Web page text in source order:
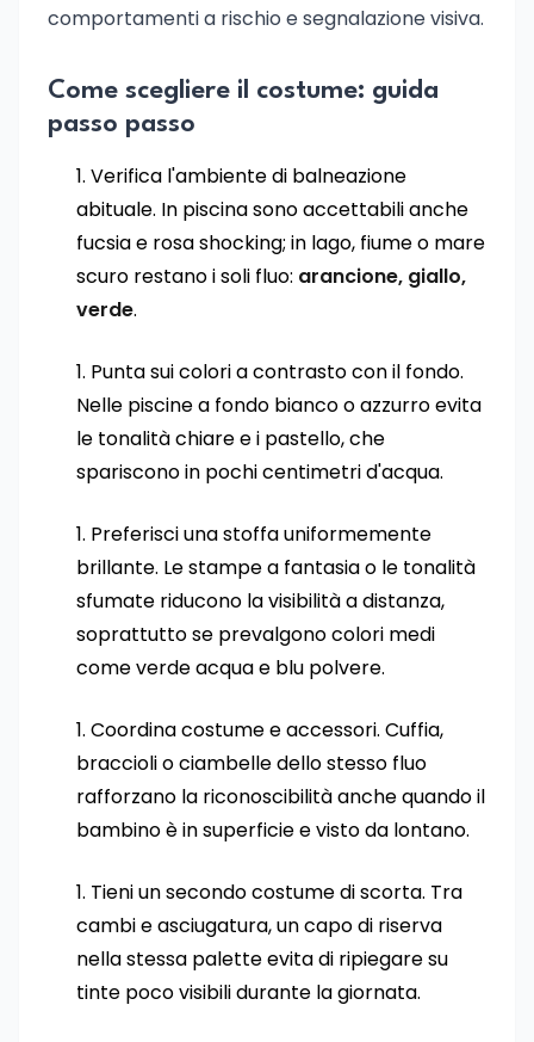
comportamenti a rischio e segnalazione visiva.
Come scegliere il costume: guida
passo passo
Verifica l'ambiente di balneazione
abituale. In piscina sono accettabili anche
fucsia e rosa shocking; in lago, fiume o mare
scuro restano i soli fluo: arancione, giallo,
verde.
Punta sui colori a contrasto con il fondo.
Nelle piscine a fondo bianco o azzurro evita
le tonalità chiare e i pastello, che
spariscono in pochi centimetri d'acqua.
Preferisci una stoffa uniformemente
brillante. Le stampe a fantasia o le tonalità
sfumate riducono la visibilità a distanza,
soprattutto se prevalgono colori medi
come verde acqua e blu polvere.
Coordina costume e accessori. Cuffia,
braccioli o ciambelle dello stesso fluo
rafforzano la riconoscibilità anche quando il
bambino è in superficie e visto da lontano.
Tieni un secondo costume di scorta. Tra
cambi e asciugatura, un capo di riserva
nella stessa palette evita di ripiegare su
tinte poco visibili durante la giornata.